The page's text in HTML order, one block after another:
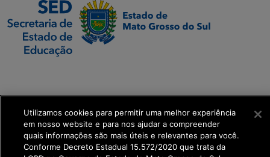
Transformação Digital
get_footer();
Utilizamos cookies para permitir uma melhor experiência
em nosso website e para nos ajudar a compreender
quais informações são mais úteis e relevantes para você.
Conforme Decreto Estadual 15.572/2020 que trata da